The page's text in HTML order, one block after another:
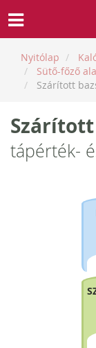
Nyitólap
Sütő-főző
Szárított
tápérték-